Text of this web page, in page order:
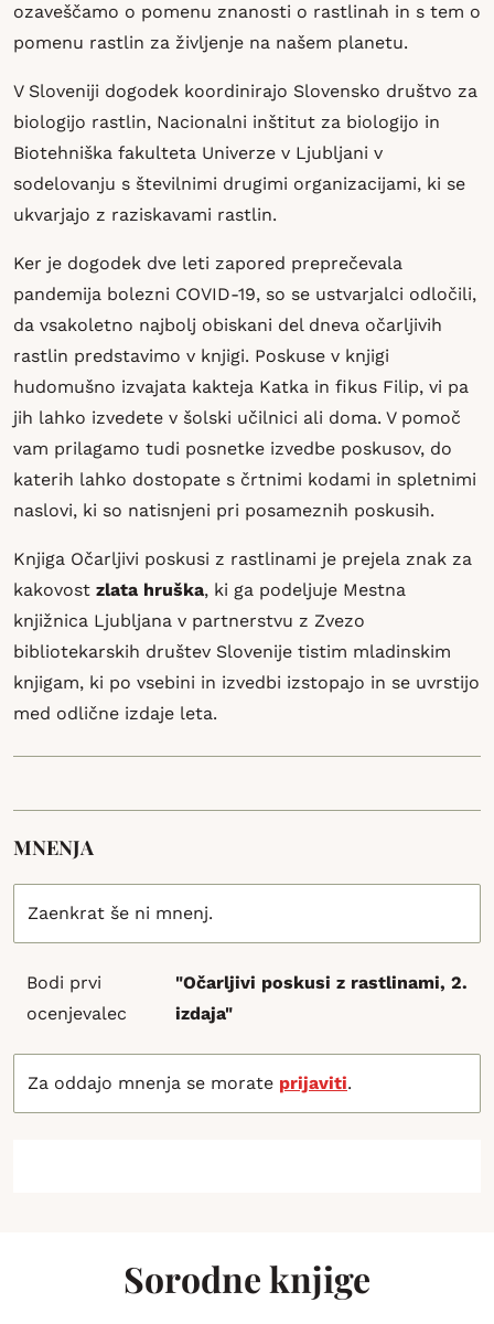
ozaveščamo o pomenu znanosti o rastlinah in s tem o
pomenu rastlin za življenje na našem planetu.
V Sloveniji dogodek koordinirajo Slovensko društvo za
biologijo rastlin, Nacionalni inštitut za biologijo in
Biotehniška fakulteta Univerze v Ljubljani v
sodelovanju s številnimi drugimi organizacijami, ki se
ukvarjajo z raziskavami rastlin.
Ker je dogodek dve leti zapored preprečevala
pandemija bolezni COVID-19, so se ustvarjalci odločili,
da vsakoletno najbolj obiskani del dneva očarljivih
rastlin predstavimo v knjigi. Poskuse v knjigi
hudomušno izvajata kakteja Katka in fikus Filip, vi pa
jih lahko izvedete v šolski učilnici ali doma. V pomoč
vam prilagamo tudi posnetke izvedbe poskusov, do
katerih lahko dostopate s črtnimi kodami in spletnimi
naslovi, ki so natisnjeni pri posameznih poskusih.
Knjiga Očarljivi poskusi z rastlinami je prejela znak za
kakovost zlata hruška, ki ga podeljuje Mestna
knjižnica Ljubljana v partnerstvu z Zvezo
bibliotekarskih društev Slovenije tistim mladinskim
knjigam, ki po vsebini in izvedbi izstopajo in se uvrstijo
med odlične izdaje leta.
MNENJA
Zaenkrat še ni mnenj.
Bodi prvi
ocenjevalec
"Očarljivi poskusi z rastlinami, 2.
izdaja"
Za oddajo mnenja se morate prijaviti.
Sorodne knjige